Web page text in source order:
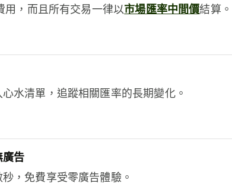
用，而且所有交易一律以市場匯率中間價結算。
水清單，追蹤相關匯率的長期變化。
廣告
，免費享受零廣告體驗。